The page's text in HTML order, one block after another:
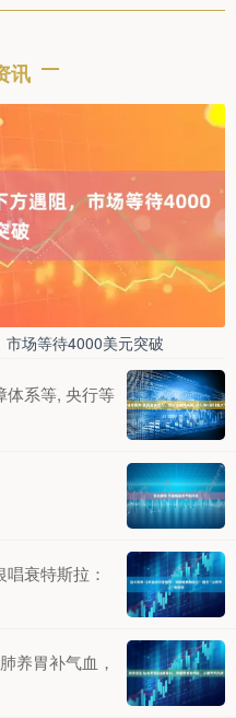
讯
场等待4000美元突破
体系等, 央行等
衰特斯拉：
养胃补气血，